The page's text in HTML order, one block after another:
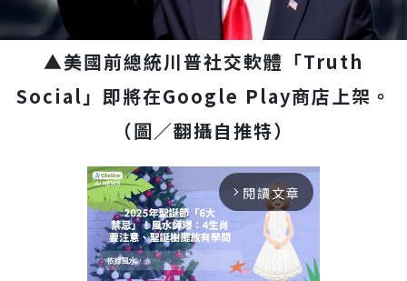
▲美國前總統川普社交軟體「Truth
Social」即將在Google Play商店上架。
（圖／翻攝自推特）
arrow_forward_ios 閱讀文章